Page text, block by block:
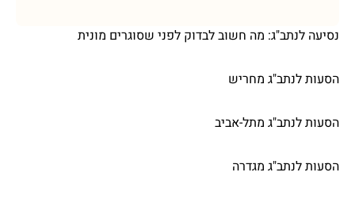
נסיעה לנתב"ג: מה חשוב לבדוק לפני שסוגרים מונית
הסעות לנתב"ג מחריש
הסעות לנתב"ג מתל-אביב
הסעות לנתב"ג מגדרה